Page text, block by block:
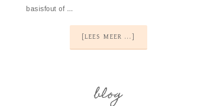
basisfout of …
[LEES MEER ...]
blog